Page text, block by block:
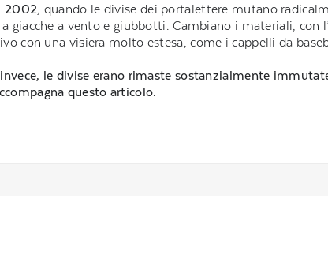
2002 , quando le divise dei portalettere mutano
giacche a vento e giubbotti. Cambiano i materiali,
con una visiera molto estesa, come i cappelli da
le divise erano rimaste sostanzialmente
questo articolo.